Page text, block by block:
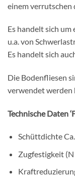
einem verrutschen
Es handelt sich
u.a. von
Es handelt sich
Die Bodenfliesen
verwendet werden
Technische Daten
Schüttdichte
Zugfestigkeit